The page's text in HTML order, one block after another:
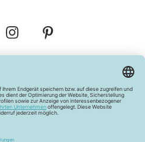
Vertrag widerrufen